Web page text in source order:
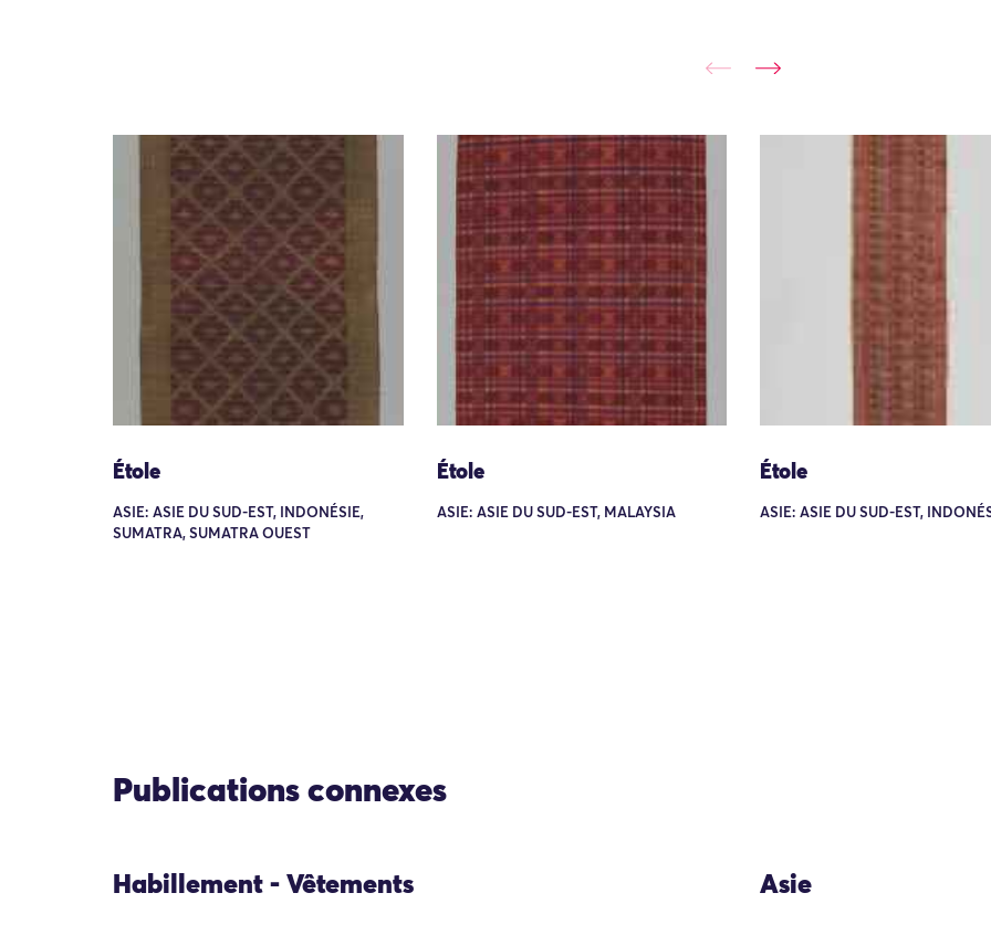
Étole
ASIE: ASIE DU SUD-EST, INDONÉSIE,
SUMATRA, SUMATRA OUEST
Étole
ASIE: ASIE DU SUD-EST, MALAYSIA
Étole
ASIE: ASIE DU SUD-EST,
Publications connexes
Habillement - Vêtements Asie